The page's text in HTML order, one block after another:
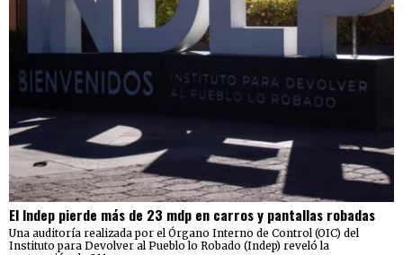
El Indep pierde más de 23 mdp en carros y pantallas robadas
Una auditoría realizada por el Órgano Interno de Control (OIC) del
Instituto para Devolver al Pueblo lo Robado (Indep) reveló la